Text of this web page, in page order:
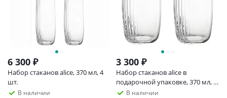
6 300 ₽
Набор стаканов alice, 370 мл, 4
шт.
В наличии
3 300 ₽
Набор стаканов alice в
подарочной упаковке, 370 мл, 2
шт. В наличии